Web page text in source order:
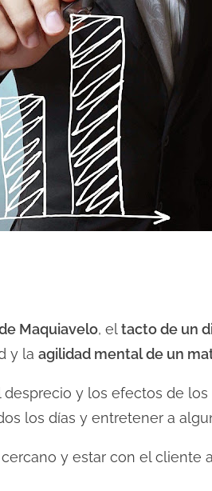
Maquiavelo, eltactode un
y la agilidad mental de un
desprecio y los efectos de
los días y entretener a
y estar con el cliente